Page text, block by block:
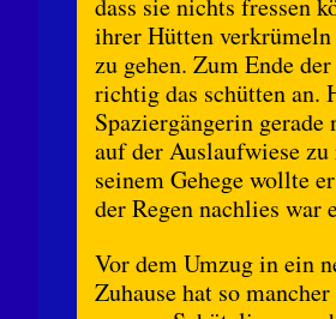
dass sie nichts fressen
ihrer Hütten verkrümeln
zu gehen. Zum Ende
richtig das schütten an.
Spaziergängerin
auf der Auslaufwiese
seinem Gehege wollte
der Regen nachlies war
Vor dem Umzug in ein
Zuhause hat so mancher